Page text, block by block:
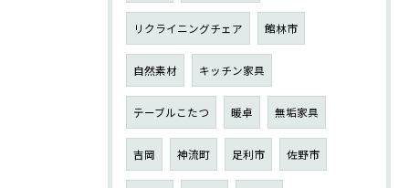
リクライニングチェア 館林市
自然素材 キッチン家具
テーブルこたつ 暖卓 無垢家具
吉岡 神流町 足利市 佐野市